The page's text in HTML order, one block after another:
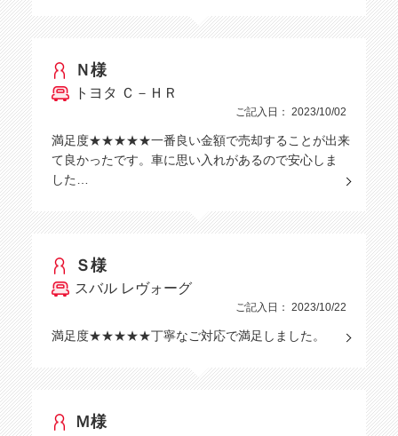
Ｎ様
トヨタ Ｃ－ＨＲ
ご記入日： 2023/10/02
満足度★★★★★一番良い金額で売却することが出来
て良かったです。車に思い入れがあるので安心しま
した…
Ｓ様
スバル レヴォーグ
ご記入日： 2023/10/22
満足度★★★★★丁寧なご対応で満足しました。
Ｍ様